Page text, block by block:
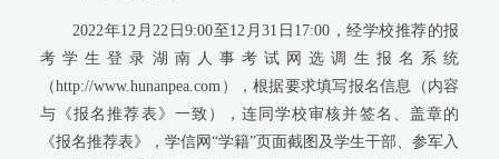
2022年12月22日9:00至12月31日17:00，经学校推荐的报
考学生登录湖南人事考试网选调生报名系统
（http://www.hunanpea.com），根据要求填写报名信息（内容
与《报名推荐表》一致），连同学校审核并签名、盖章的
《报名推荐表》，学信网“学籍”页面截图及学生干部、参军入